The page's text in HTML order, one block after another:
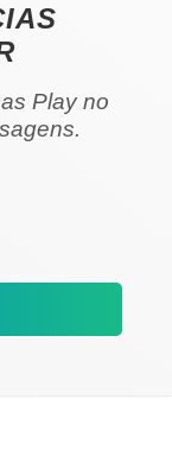
Play no